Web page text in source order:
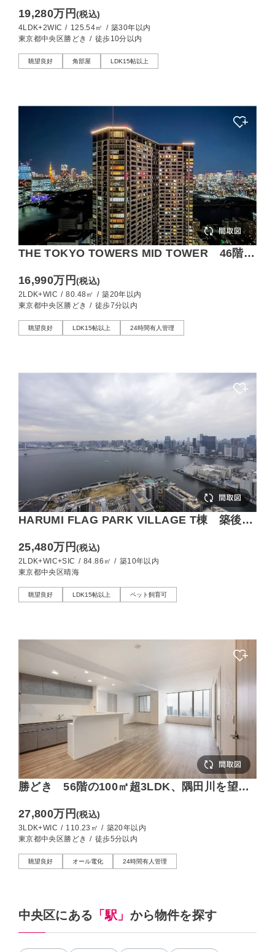
19,280万円(税込)
4LDK+2WIC / 125.54㎡ / 築30年以内
東京都中央区勝どき / 徒歩10分以内
眺望良好 角部屋 LDK15帖以上
THE TOKYO TOWERS MID TOWER 46階部
16,990万円(税込)
2LDK+WIC / 80.48㎡ / 築20年以内
東京都中央区勝どき / 徒歩7分以内
眺望良好 LDK15帖以上 24時間有人管理
HARUMI FLAG PARK VILLAGE T棟 築後未
タワーを望む特別席
25,480万円(税込)
2LDK+WIC+SIC / 84.86㎡ / 築10年以内
東京都中央区晴海
眺望良好 LDK15帖以上 ペット飼育可
勝どき 56階の100㎡超3LDK、隅田川を望む
27,800万円(税込)
3LDK+WIC / 110.23㎡ / 築20年以内
東京都中央区勝どき / 徒歩5分以内
眺望良好 オール電化 24時間有人管理
中央区にある 「駅」 から物件を探す